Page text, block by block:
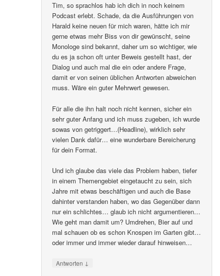
Tim, so sprachlos hab ich dich in noch keinem
Podcast erlebt. Schade, da die Ausführungen von
Harald keine neuen für mich waren, hätte ich mir
gerne etwas mehr Biss von dir gewünscht, seine
Monologe sind bekannt, daher um so wichtiger, wie
du es ja schon oft unter Beweis gestellt hast, der
Dialog und auch mal die ein oder andere Frage,
damit er von seinen üblichen Antworten abweichen
muss. Wäre ein guter Mehrwert gewesen.
Für alle die ihn halt noch nicht kennen, sicher ein
sehr guter Anfang und ich muss zugeben, ich wurde
sowas von getriggert…(Headline), wirklich sehr
vielen Dank dafür… eine wunderbare Bereicherung
für dein Format.
Und ich glaube das viele das Problem haben, tiefer
in einem Themengebiet eingetaucht zu sein, sich
Jahre mit etwas beschäftigen und auch die Base
dahinter verstanden haben, wo das Gegenüber dann
nur ein schlichtes… glaub ich nicht argumentieren…
Wie geht man damit um? Umdrehen, Bier auf und
mal schauen ob es schon Knospen im Garten gibt…
oder immer und immer wieder darauf hinweisen…
Antworten ↓